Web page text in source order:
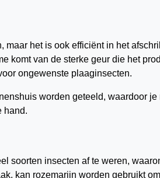
het is ook efficiënt in het
komt van de sterke geur die het
ongewenste plaaginsecten.
worden geteeld, waardoor je
hand.
soorten insecten af te weren,
kan rozemarijn worden gebruikt